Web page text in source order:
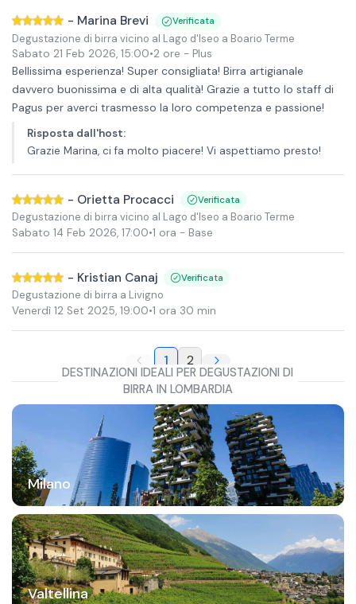
- Marina Brevi Verificata
Degustazione di birra vicino al Lago d'Iseo a Boario Terme
Sabato 21 Feb 2026, 15:00•2 ore - Plus
Bellissima esperienza! Super consigliata! Birra artigianale
davvero buonissima e di alta qualità! Grazie a tutto lo staff di
Pagus per averci trasmesso la loro competenza e passione!
Risposta dall'host:
Grazie Marina, ci fa molto piacere! Vi aspettiamo presto!
- Orietta Procacci Verificata
Degustazione di birra vicino al Lago d'Iseo a Boario Terme
Sabato 14 Feb 2026, 17:00•1 ora - Base
- Kristian Canaj Verificata
Degustazione di birra a Livigno
Venerdì 12 Set 2025, 19:00•1 ora 30 min
1 2
DESTINAZIONI IDEALI PER DEGUSTAZIONI DI
BIRRA IN LOMBARDIA
Milano
Valtellina